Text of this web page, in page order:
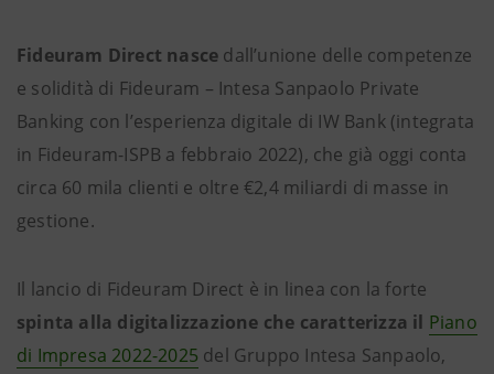
Fideuram Direct nasce dall’unione delle competenze
e solidità di Fideuram – Intesa Sanpaolo Private
Banking con l’esperienza digitale di IW Bank (integrata
in Fideuram-ISPB a febbraio 2022), che già oggi conta
circa 60 mila clienti e oltre €2,4 miliardi di masse in
gestione.
Il lancio di Fideuram Direct è in linea con la forte
spinta alla digitalizzazione che caratterizza il Piano
di Impresa 2022-2025 del Gruppo Intesa Sanpaolo,